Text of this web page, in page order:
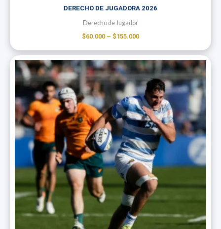
DERECHO DE JUGADORA 2026
Derecho de Jugador
$60.000 – $155.000
Price
range:
$25.000
through
$200.000